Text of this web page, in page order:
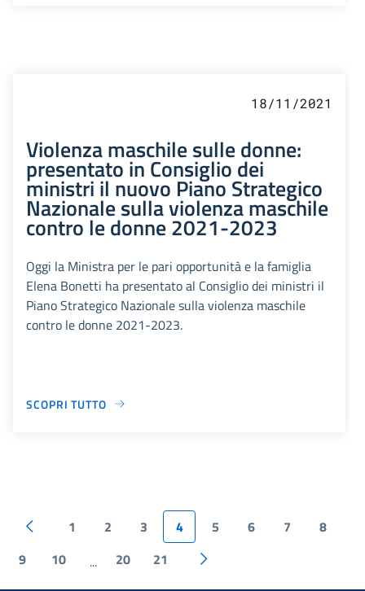
18/11/2021
Violenza maschile sulle donne:
presentato in Consiglio dei
ministri il nuovo Piano Strategico
Nazionale sulla violenza maschile
contro le donne 2021-2023
Oggi la Ministra per le pari opportunità e la famiglia
Elena Bonetti ha presentato al Consiglio dei ministri il
Piano Strategico Nazionale sulla violenza maschile
contro le donne 2021-2023.
SCOPRI TUTTO
1 2 3 4 5 6 7
8
9
10 ... 20 21